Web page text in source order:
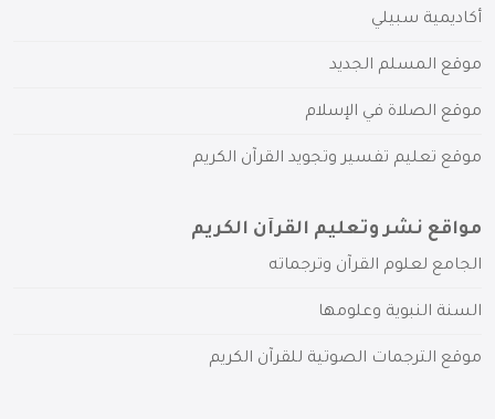
أكاديمية سبيلي
موقع المسلم الجديد
موقع الصلاة في الإسلام
موقع تعليم تفسير وتجويد القرآن الكريم
مواقع نشر وتعليم القرآن الكريم
الجامع لعلوم القرآن وترجماته
السنة النبوية وعلومها
موقع الترجمات الصوتية للقرآن الكريم